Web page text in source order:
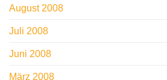
August 2008
Juli 2008
Juni 2008
März 2008